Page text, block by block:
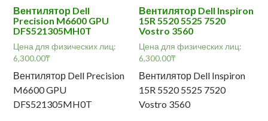
Вентилятор Dell
Precision M6600 GPU
DFS521305MH0T
Цена для физических лиц:
6,300.00₸
Вентилятор Dell Precision
M6600 GPU
DFS521305MH0T
Вентилятор Dell Inspiron
15R 5520 5525 7520
Vostro 3560
Цена для физических лиц:
6,300.00₸
Вентилятор Dell Inspiron
15R 5520 5525 7520
Vostro 3560